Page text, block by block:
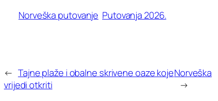
Norveška putovanje Putovanja 2026.
← Tajne plaže i obalne skrivene oaze koje
vrijedi otkriti
Norveška
→